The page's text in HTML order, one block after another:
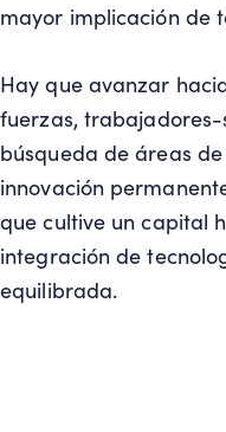
mayor implicación de
Hay que avanzar
fuerzas,
búsqueda de áreas
innovación
que cultive un capital
integración de
equilibrada.